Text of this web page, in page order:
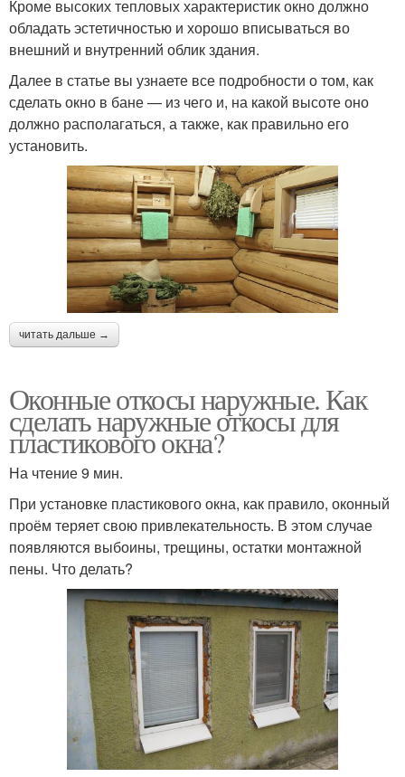
Кроме высоких тепловых характеристик окно должно
обладать эстетичностью и хорошо вписываться во
внешний и внутренний облик здания.
Далее в статье вы узнаете все подробности о том, как
сделать окно в бане — из чего и, на какой высоте оно
должно располагаться, а также, как правильно его
установить.
читать дальше →
Оконные откосы наружные. Как
сделать наружные откосы для
пластикового окна?
На чтение 9 мин.
При установке пластикового окна, как правило, оконный
проём теряет свою привлекательность. В этом случае
появляются выбоины, трещины, остатки монтажной
пены. Что делать?